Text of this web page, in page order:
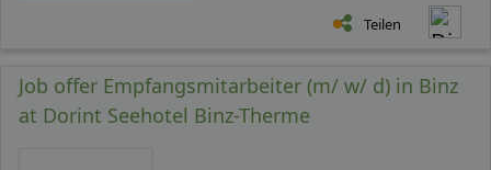
Teilen
Job offer Empfangsmitarbeiter (m/ w/ d) in Binz
at Dorint Seehotel Binz-Therme